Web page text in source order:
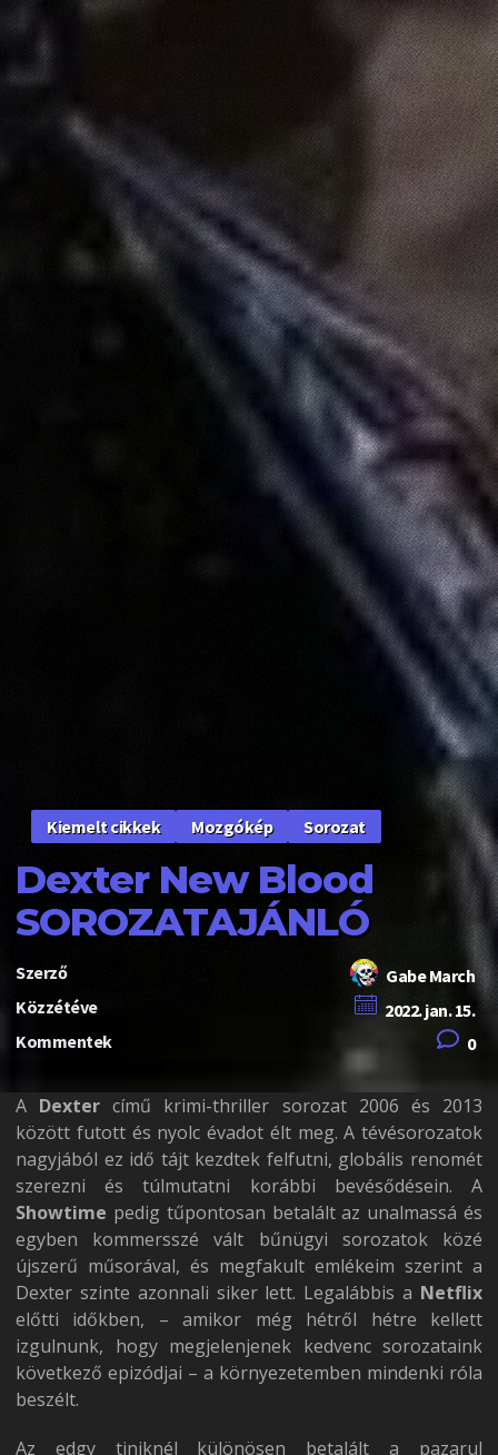
Kiemelt cikkek Mozgókép Sorozat
Dexter New Blood
SOROZATAJÁNLÓ
Szerző
Gabe March
Közzétéve
2022. jan. 15.
Kommentek
0
A Dextercímű krimi-thriller sorozat 2006 és 2013
között futott és nyolc évadot élt meg. A tévésorozatok
nagyjából ez idő tájt kezdtek felfutni, globális renomét
szerezni és túlmutatni korábbi bevésődésein. A
Showtime pedig tűpontosan betalált az unalmassá és
egyben kommersszé vált bűnügyi sorozatok közé
újszerű műsorával, és megfakult emlékeim szerint a
Dexter szinte azonnali siker lett. Legalábbis a Netflix
előtti időkben, – amikor még hétről hétre kellett
izgulnunk, hogy megjelenjenek kedvenc sorozataink
következő epizódjai – a környezetemben mindenki róla
beszélt.
Az edgy tiniknél különösen betalált a pazarul